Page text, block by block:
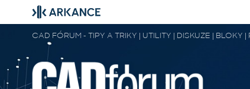
CAD FÓRUM - TIPY A TRIKY | UTILITY | DISKUZE | BLOKY